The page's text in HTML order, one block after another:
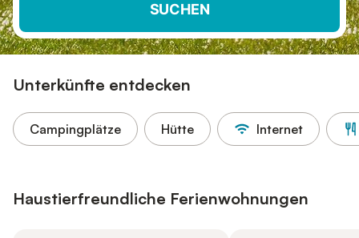
SUCHEN
Unterkünfte entdecken
Campingplätze Hütte Internet
Haustierfreundliche Ferienwohnungen